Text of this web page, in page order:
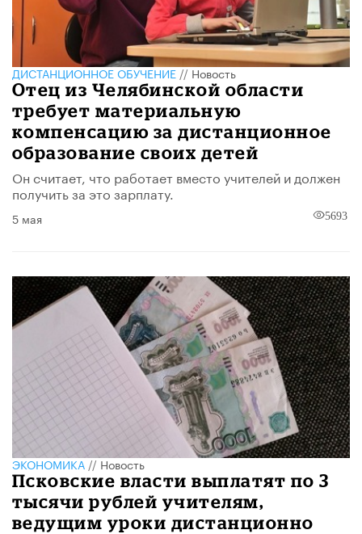
ДИСТАНЦИОННОЕ ОБУЧЕНИЕ//Новость
Отец из Челябинской области
требует материальную
компенсацию за дистанционное
образование своих детей
Он считает, что работает вместо учителей и должен
получить за это зарплату.
5 мая 5693
ЭКОНОМИКА//Новость
Псковские власти выплатят по 3
тысячи рублей учителям,
ведущим уроки дистанционно